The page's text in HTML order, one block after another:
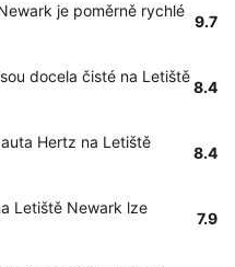
je poměrně rychlé
9.7
docela čisté na Letiště
8.4
Hertz na Letiště
8.4
Letiště Newark lze
7.9